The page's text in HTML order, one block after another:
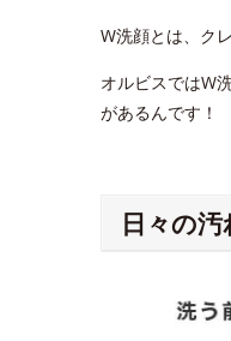
W洗顔とは、ク
オルビスではW
があるんです！
日々の